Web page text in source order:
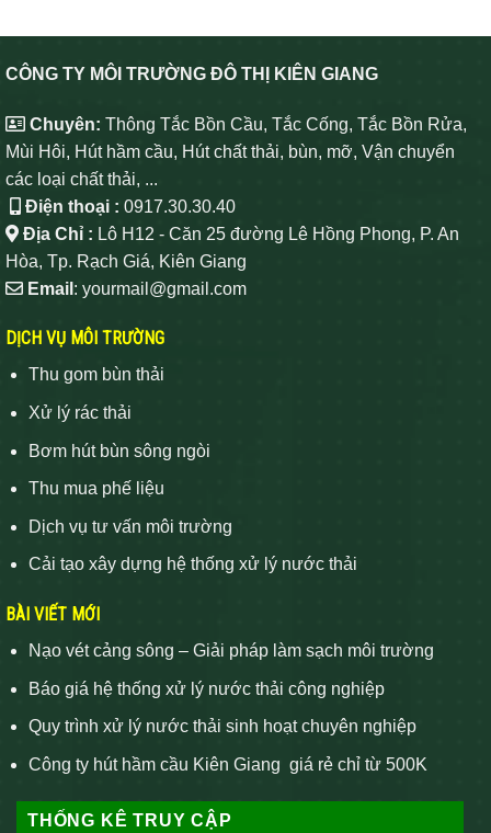
CÔNG TY MÔI TRƯỜNG ĐÔ THỊ KIÊN GIANG
Chuyên: Thông Tắc Bồn Cầu, Tắc Cống, Tắc Bồn Rửa,
Mùi Hôi, Hút hầm cầu, Hút chất thải, bùn, mỡ, Vận chuyển
các loại chất thải, ...
Điện thoại : 0917.30.30.40
Địa Chỉ : Lô H12 - Căn 25 đường Lê Hồng Phong, P. An
Hòa, Tp. Rạch Giá, Kiên Giang
Email : yourmail@gmail.com
DỊCH VỤ MÔI TRƯỜNG
Thu gom bùn thải
Xử lý rác thải
Bơm hút bùn sông ngòi
Thu mua phế liệu
Dịch vụ tư vấn môi trường
Cải tạo xây dựng hệ thống xử lý nước thải
BÀI VIẾT MỚI
Nạo vét cảng sông – Giải pháp làm sạch môi trường
Báo giá hệ thống xử lý nước thải công nghiệp
Quy trình xử lý nước thải sinh hoạt chuyên nghiệp
Công ty hút hầm cầu Kiên Giang giá rẻ chỉ từ 500K
THỐNG KÊ TRUY CẬP